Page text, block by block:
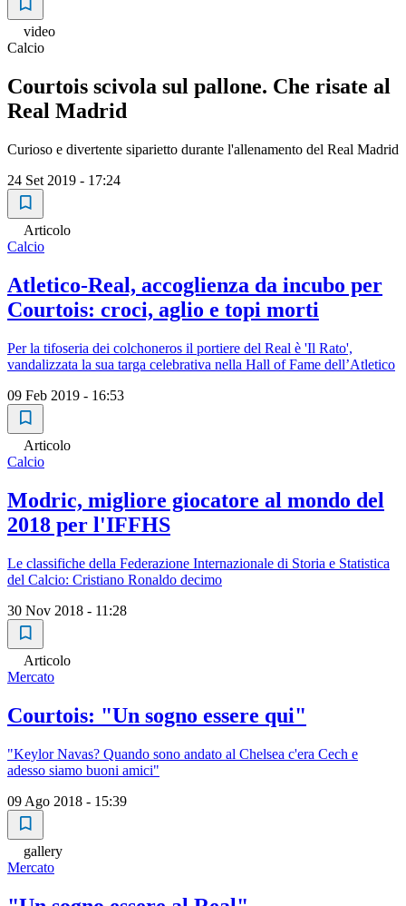
video
Calcio
Courtois scivola sul pallone. Che risate al
Real Madrid
Curioso e divertente siparietto durante l'allenamento del Real Madrid
24 Set 2019 - 17:24
Articolo
Calcio
Atletico-Real, accoglienza da incubo per
Courtois: croci, aglio e topi morti
Per la tifoseria dei colchoneros il portiere del Real è 'Il Rato',
vandalizzata la sua targa celebrativa nella Hall of Fame dell’Atletico
09 Feb 2019 - 16:53
Articolo
Calcio
Modric, migliore giocatore al mondo del
2018 per l'IFFHS
Le classifiche della Federazione Internazionale di Storia e Statistica
del Calcio: Cristiano Ronaldo decimo
30 Nov 2018 - 11:28
Articolo
Mercato
Courtois: "Un sogno essere qui"
"Keylor Navas? Quando sono andato al Chelsea c'era Cech e
adesso siamo buoni amici"
09 Ago 2018 - 15:39
gallery
Mercato